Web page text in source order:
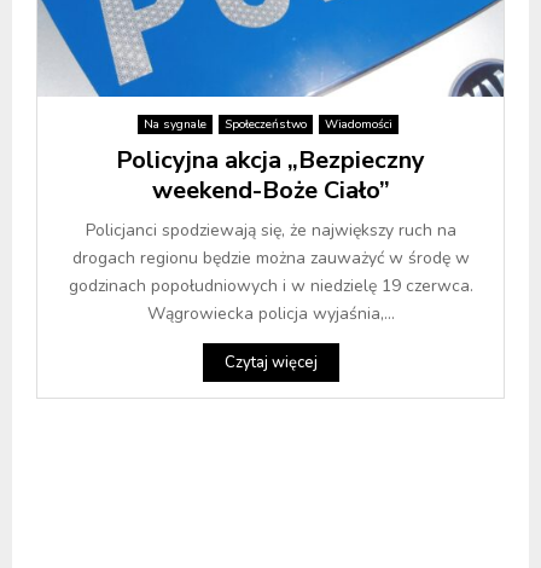
Na sygnale Społeczeństwo Wiadomości
Policyjna akcja „Bezpieczny
weekend-Boże Ciało”
Policjanci spodziewają się, że największy ruch na
drogach regionu będzie można zauważyć w środę w
godzinach popołudniowych i w niedzielę 19 czerwca.
Wągrowiecka policja wyjaśnia,...
Czytaj więcej